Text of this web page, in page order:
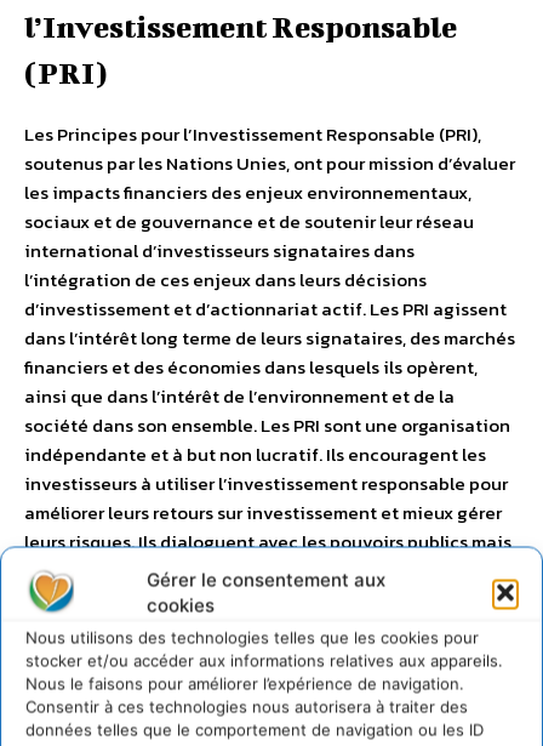
Gérer le consentement aux
cookies
Nous utilisons des technologies telles que les cookies pour
stocker et/ou accéder aux informations relatives aux appareils.
Nous le faisons pour améliorer l’expérience de navigation.
Consentir à ces technologies nous autorisera à traiter des
données telles que le comportement de navigation ou les ID
l’Investissement Responsable
(PRI)
Les Principes pour l’Investissement Responsable (PRI),
soutenus par les Nations Unies, ont pour mission d’évaluer
les impacts financiers des enjeux environnementaux,
sociaux et de gouvernance et de soutenir leur réseau
international d’investisseurs signataires dans
l’intégration de ces enjeux dans leurs décisions
d’investissement et d’actionnariat actif. Les PRI agissent
dans l’intérêt long terme de leurs signataires, des marchés
financiers et des économies dans lesquels ils opèrent,
ainsi que dans l’intérêt de l’environnement et de la
société dans son ensemble. Les PRI sont une organisation
indépendante et à but non lucratif. Ils encouragent les
investisseurs à utiliser l’investissement responsable pour
améliorer leurs retours sur investissement et mieux gérer
leurs risques. Ils dialoguent avec les pouvoirs publics mais
ne dépendent d’aucun gouvernement. Les PRI comptent
près de 2.600 signataires représentant 86.000 milliards
de dollars d’actifs sous gestion.